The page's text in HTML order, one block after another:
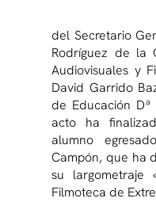
del Secretario
Rodríguez de la
Audiovisuales y
David Garrido
de Educación
acto ha
alumno
Campón, que ha
su largometraje
Filmoteca de